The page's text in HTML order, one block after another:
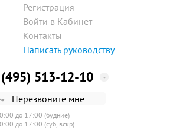
Регистрация
Войти в Кабинет
Контакты
Написать руководству
513-12-10
Перезвоните мне
до 17:00 (будние)
до 17:00 (суб, вскр)